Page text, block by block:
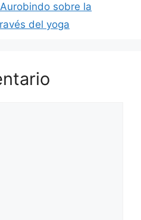
sobre la
del yoga